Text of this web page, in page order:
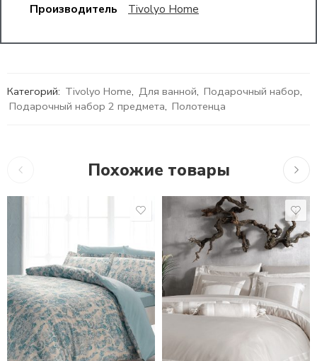
Производитель
Tivolyo Home
Категорий: Tivolyo Home, Для ванной, Подарочный набор,
Подарочный набор 2 предмета, Полотенца
Похожие товары
16,279₽ 13,660 ₽–22,448₽
1,5 СПАЛЬНЫЙ